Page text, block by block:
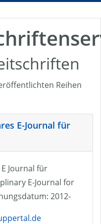
Reihen
E-Journal für
Journal für
E-Journal for
2012-